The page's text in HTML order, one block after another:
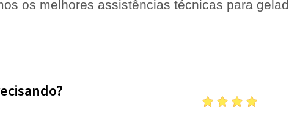
os melhores assistências técnicas para